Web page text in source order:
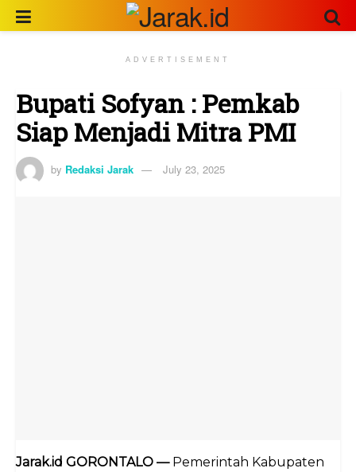
ADVERTISEMENT
Bupati Sofyan : Pemkab
Siap Menjadi Mitra PMI
by Redaksi Jarak July 23, 2025
Jarak.id GORONTALO —Pemerintah Kabupaten